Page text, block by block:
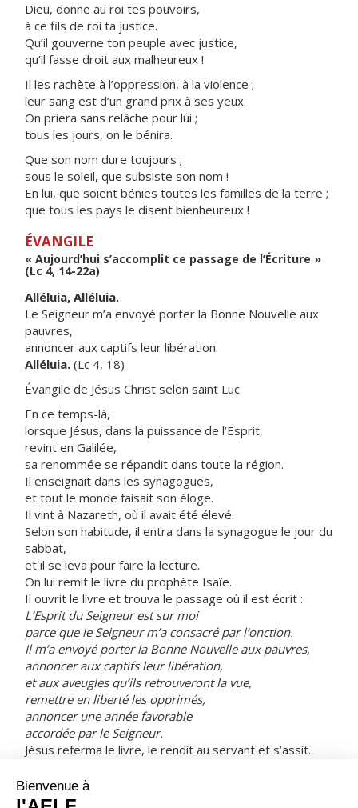
Dieu, donne au roi tes pouvoirs,
à ce fils de roi ta justice.
Qu’il gouverne ton peuple avec justice,
qu’il fasse droit aux malheureux !
Il les rachète à l’oppression, à la violence ;
leur sang est d’un grand prix à ses yeux.
On priera sans relâche pour lui ;
tous les jours, on le bénira.
Que son nom dure toujours ;
sous le soleil, que subsiste son nom !
En lui, que soient bénies toutes les familles de la terre ;
que tous les pays le disent bienheureux !
ÉVANGILE
« Aujourd’hui s’accomplit ce passage de l’Écriture »
(Lc 4, 14-22a)
Alléluia, Alléluia.
Le Seigneur m’a envoyé porter la Bonne Nouvelle aux
pauvres,
annoncer aux captifs leur libération.
Alléluia. (Lc 4, 18)
Évangile de Jésus Christ selon saint Luc
En ce temps-là,
lorsque Jésus, dans la puissance de l’Esprit,
revint en Galilée,
sa renommée se répandit dans toute la région.
Il enseignait dans les synagogues,
et tout le monde faisait son éloge.
Il vint à Nazareth, où il avait été élevé.
Selon son habitude, il entra dans la synagogue le jour du
sabbat,
et il se leva pour faire la lecture.
On lui remit le livre du prophète Isaïe.
Il ouvrit le livre et trouva le passage où il est écrit :
L’Esprit du Seigneur est sur moi
parce que le Seigneur m’a consacré par l’onction.
Il m’a envoyé porter la Bonne Nouvelle aux pauvres,
annoncer aux captifs leur libération,
et aux aveugles qu’ils retrouveront la vue,
remettre en liberté les opprimés,
annoncer une année favorable
accordée par le Seigneur.
Jésus referma le livre, le rendit au servant et s’assit.
Alors il se mit à leur dire :
« Aujourd’hui s’accomplit ce passage de l’Écriture